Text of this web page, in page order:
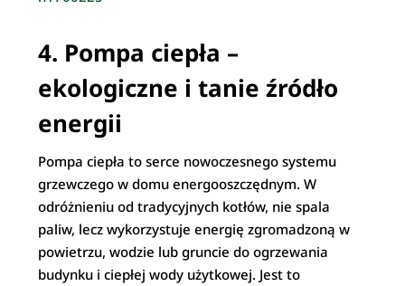
4. Pompa ciepła –
ekologiczne i tanie źródło
energii
Pompa ciepła to serce nowoczesnego systemu
grzewczego w domu energooszczędnym. W
odróżnieniu od tradycyjnych kotłów, nie spala
paliw, lecz wykorzystuje energię zgromadzoną w
powietrzu, wodzie lub gruncie do ogrzewania
budynku i ciepłej wody użytkowej. Jest to